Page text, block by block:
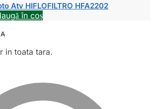
Atv HIFLOFILTRO HFA2202
în coș
in toata tara.